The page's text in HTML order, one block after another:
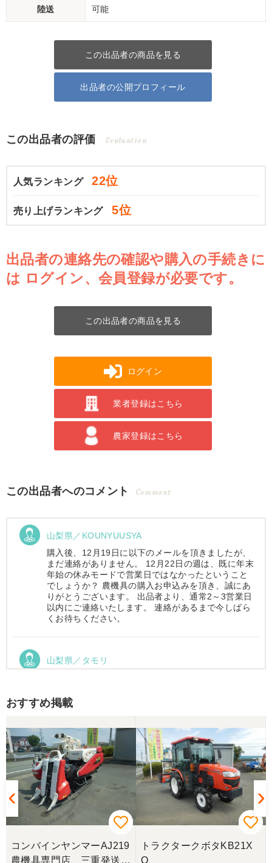
陸送 可能
この出品者の商品を見る
出品者の公開プロフィール
この出品者の評価 Evaluation
人気ランキング 22位
売り上げランキング 5位
出品者の連絡先の確認や購入の手続きに
は ログイン、会員登録が必要です。
この出品者の商品を見る
ログイン
業者登録はこちら
農家登録はこちら
この出品者へのコメント Comment
山梨県／KOUNYUUSYA
購入後、12月19日に以下のメールを頂きましたが、
まだ連絡がありません。 12月22日の週は、既に年末
年始の休みモードで営業日ではなかったということ
でしょうか？ 農機具の購入お申込みを頂き、誠にあ
りがとうございます。 出品者より、通常2～3営業日
以内にご連絡いたします。 連絡があるまで今しばら
くお待ちください。
山梨県／タモリ
だきます。ありがとうございました。
山梨県／伊藤明久
引き取りに行くまでに 時間が掛かってしまって
待っていて頂き有り難うございました。
山梨県／樋野進悦
メールの返信がなかったので、残念ですが、こちら
おすすめ掲載
コンバインヤンマーAJ219
農機具専門店 三重発送整
トラクタークボタKB21X
Q